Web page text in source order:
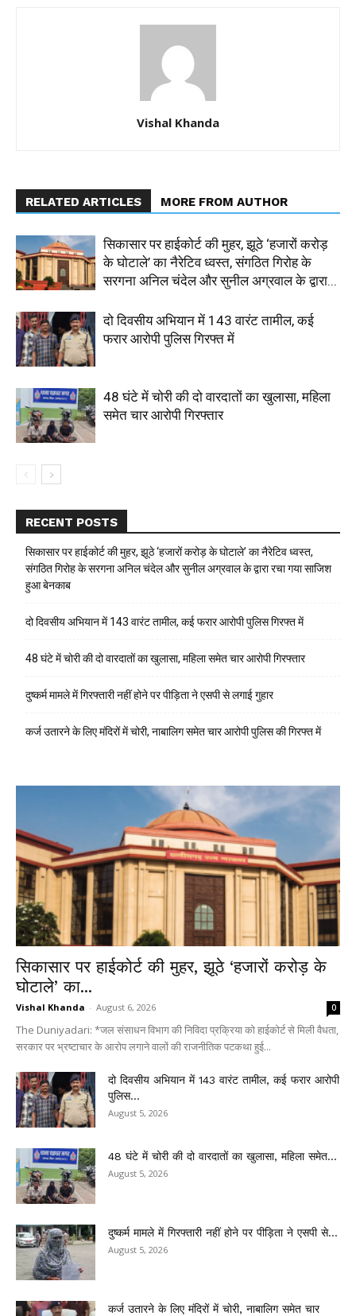
Vishal Khanda
RELATED ARTICLES MORE FROM AUTHOR
सिकासार पर हाईकोर्ट की मुहर, झूठे ‘हजारों करोड़
के घोटाले’ का नैरेटिव ध्वस्त, संगठित गिरोह के
सरगना अनिल चंदेल और सुनील अग्रवाल के द्वारा...
दो दिवसीय अभियान में 143 वारंट तामील, कई
फरार आरोपी पुलिस गिरफ्त में
48 घंटे में चोरी की दो वारदातों का खुलासा, महिला
समेत चार आरोपी गिरफ्तार
RECENT POSTS
सिकासार पर हाईकोर्ट की मुहर, झूठे ‘हजारों करोड़ के घोटाले’ का नैरेटिव ध्वस्त,
संगठित गिरोह के सरगना अनिल चंदेल और सुनील अग्रवाल के द्वारा रचा गया साजिश
हुआ बेनकाब
दो दिवसीय अभियान में 143 वारंट तामील, कई फरार आरोपी पुलिस गिरफ्त में
48 घंटे में चोरी की दो वारदातों का खुलासा, महिला समेत चार आरोपी गिरफ्तार
दुष्कर्म मामले में गिरफ्तारी नहीं होने पर पीड़िता ने एसपी से लगाई गुहार
कर्ज उतारने के लिए मंदिरों में चोरी, नाबालिग समेत चार आरोपी पुलिस की गिरफ्त में
सिकासार पर हाईकोर्ट की मुहर, झूठे ‘हजारों करोड़ के
घोटाले’ का...
Vishal Khanda - August 6, 2026 0
The Duniyadari: *जल संसाधन विभाग की निविदा प्रक्रिया को हाईकोर्ट से मिली वैधता,
सरकार पर भ्रष्टाचार के आरोप लगाने वालों की राजनीतिक पटकथा हुई...
दो दिवसीय अभियान में 143 वारंट तामील, कई फरार आरोपी
पुलिस...
August 5, 2026
48 घंटे में चोरी की दो वारदातों का खुलासा, महिला समेत...
August 5, 2026
दुष्कर्म मामले में गिरफ्तारी नहीं होने पर पीड़िता ने एसपी से...
August 5, 2026
कर्ज उतारने के लिए मंदिरों में चोरी, नाबालिग समेत चार